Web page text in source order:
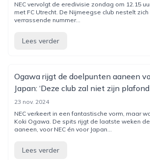
NEC vervolgt de eredivisie zondag om 12.15
met FC Utrecht. De Nijmeegse club nestelt
verrassende nummer...
Lees verder
Ogawa rijgt de doelpunten aaneen
Japan: ‘Deze club zal niet zijn plafond
23 nov. 2024
NEC verkeert in een fantastische vorm, maar
Koki Ogawa. De spits rijgt de laatste weken
aaneen, voor NEC én voor Japan...
Lees verder